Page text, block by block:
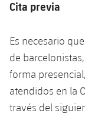
Jugadores
Noticias
Voleibol
Voleibol
Apúntate
Carnet
PLUSICON
MÁS
League
Cita previa
Es necesario
de
forma
atendidos en la
través del